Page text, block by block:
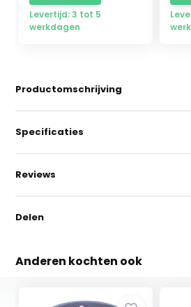
Levertijd: 3 tot 5
werkdagen
Productomschrijving
Specificaties
Reviews
Delen
Anderen kochten ook